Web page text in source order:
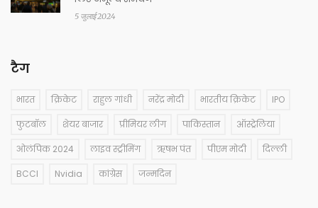
5 जुलाई 2024
टैग
भारत क्रिकेट राहुल गांधी नरेंद्र मोदी भारतीय क्रिकेट IPO
फुटबॉल शेयर बाजार प्रीमियर लीग पाकिस्तान ऑस्ट्रेलिया
ओलंपिक 2024 लाइव स्ट्रीमिंग ऋषभ पंत पीएम मोदी दिल्ली
BCCI Nvidia कांग्रेस जन्मदिन